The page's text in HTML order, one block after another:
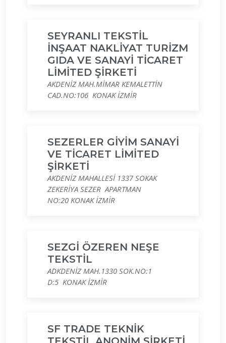
SEYRANLI TEKSTİL
İNŞAAT NAKLİYAT TURİZM
GIDA VE SANAYİ TİCARET
LİMİTED ŞİRKETİ
AKDENİZ MAH.MİMAR KEMALETTİN
CAD.NO:106 KONAK İZMİR
SEZERLER GİYİM SANAYİ
VE TİCARET LİMİTED
ŞİRKETİ
AKDENİZ MAHALLESİ 1337 SOKAK
ZEKERİYA SEZER APARTMAN
NO:20 KONAK İZMİR
SEZGİ ÖZEREN NEŞE
TEKSTİL
ADKDENİZ MAH.1330 SOK.NO:1
D:5 KONAK İZMİR
SF TRADE TEKNİK